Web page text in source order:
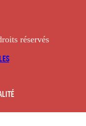
réservés